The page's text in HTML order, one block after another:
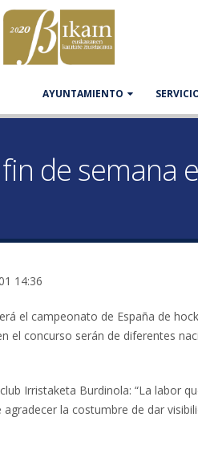
AYUNTAMIENTO
de semana
14:36
el campeonato de España de
el concurso serán de diferentes
Irristaketa Burdinola: “La labor
la costumbre de dar